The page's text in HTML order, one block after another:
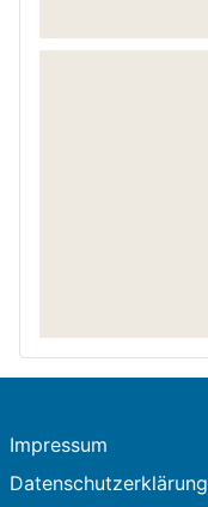
Impressum
Datenschutzerklärung